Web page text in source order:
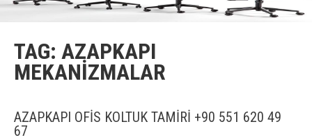
TAG: AZAPKAPI
MEKANIZMALAR
AZAPKAPI OFIS KOLTUK TAMIRI +90 551 620 49
67